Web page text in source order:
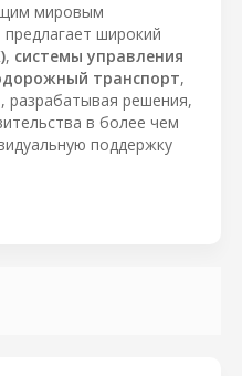
мировым
широкий
, системы управления
транспорт,
, разрабатывая решения,
в более чем
поддержку